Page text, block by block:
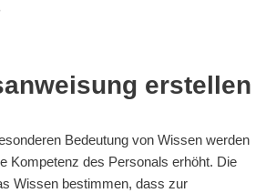
erstellen
Bedeutung von Wissen werden
Kompetenz des Personals erhöht. Die
Wissen bestimmen, dass zur